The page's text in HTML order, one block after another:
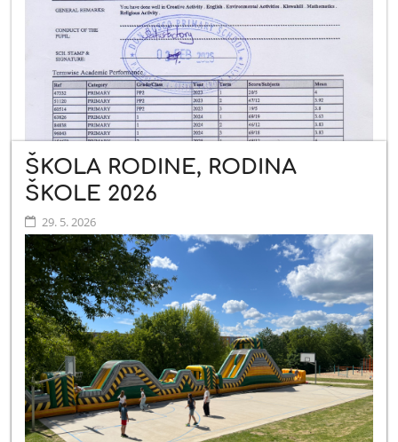
Aj vďaka našej spoločnej pomoci počas Misijného týždňa 2025
pre žiakov v centre Bosco Boys v Keni pokračuje. Prijali sme milý
pozdrav a poďakovanie...
Katolícka spojená škola sv. Mikuláša, radi by sme vám v mene
našej organizácie i v mene Centra Bosco Boys a vami
podporovaného chlapcaEthana Tumaini úprimne poďakovali
za Vašu podporu, pomoc a jeho sprevádzanie počas štúdia. ​​​​
Vďaka pomoci vašej školy máEthanprístup k vzdelaniu,
môževyrastať v bezpečí a rozvíjať svoje schopnosti.
Ďakujeme, že ste s nami.
ŠKOLA RODINE, RODINA
ŠKOLE 2026
29. 5. 2026